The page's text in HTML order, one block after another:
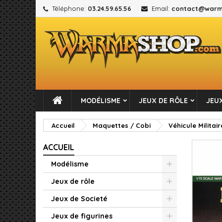
Téléphone: 03.24.59.65.56 Email:
MODÉLISME JEUX DE RÔLE
Accueil Maquettes / Cobi Véhicule
ACCUEIL
Modélisme
Jeux de rôle
Jeux de Societé
Jeux de figurines
add_circle_outline